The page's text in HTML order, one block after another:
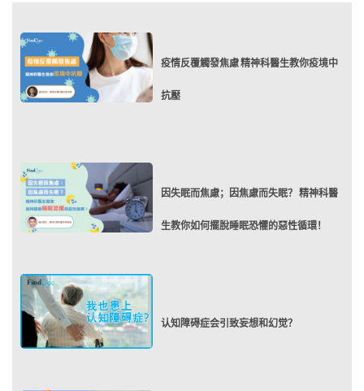
疫情反覆觸發焦慮 精神科醫生教你疫境中
抗壓
因失眠而焦慮；因焦慮而失眠？ 精神科醫
生教你如何擺脫睡眠恐懼的惡性循環！
认知障碍症会引致妄想和幻觉？